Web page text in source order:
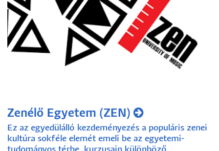
Zenélő Egyetem (ZEN)
Ez az egyedülálló kezdeményezés a populáris zenei
kultúra sokféle elemét emeli be az egyetemi-